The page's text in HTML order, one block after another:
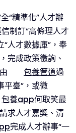
“精準化”人才辦
制訂“高條理人才
“人才數據庫”，奉
完成政策徵詢、
包養管道過
平臺”，或微
包養app何取笑最
求人才嘉獎、清
完成人才辦事“一